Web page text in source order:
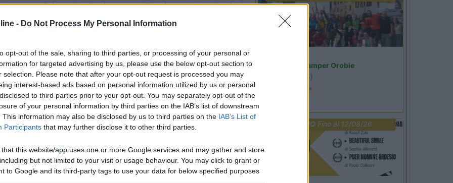
- Do Not Process My Personal Information
opt-out of the sale, sharing to third parties, or processing of your personal or
for targeted advertising by us, please use the below opt-out section to
selection. Please note that after your opt-out request is processed you may
interest-based ads based on personal information utilized by us or personal
to third parties prior to your opt-out. You may separately opt-out of the
of your personal information by third parties on the IAB’s list of downstream
This information may also be disclosed by us to third parties on the IAB’s List of
Participants that may further disclose it to other third parties.
that this website/app uses one or more Google services and may gather and store
but not limited to your visit or usage behaviour. You may click to grant or
to Google and its third-party tags to use your data for below specified purposes
riguardo alla sicurezza delle piazzole quando ci
degli utenti
Area Sosta Camper Orobie
(BG)
Ardesio in scatola
PROMO Fino al 12/08/26